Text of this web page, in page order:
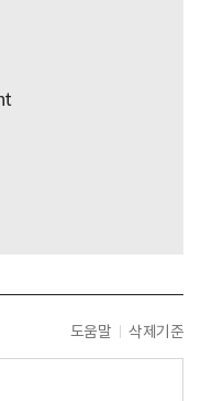
도움말 삭제기준